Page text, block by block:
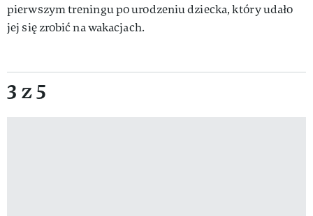
pierwszym treningu po urodzeniu dziecka, który udało
jej się zrobić na wakacjach.
3 z 5